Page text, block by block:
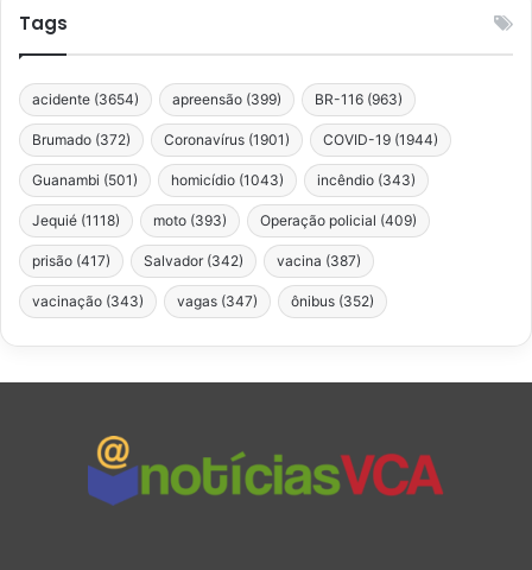
Tags
acidente (3654) apreensão (399) BR-116 (963)
Brumado (372) Coronavírus (1901) COVID-19 (1944)
Guanambi (501) homicídio (1043) incêndio (343)
Jequié (1118) moto (393) Operação policial (409)
prisão (417) Salvador (342) vacina (387)
vacinação (343) vagas (347) ônibus (352)